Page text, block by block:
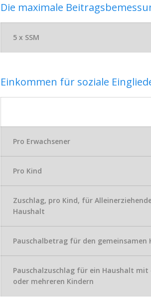
Die maximale
5 x SSM
Einkommen für soziale
Pro Erwachsener
Pro Kind
Zuschlag, pro Kind, für
Haushalt
Pauschalbetrag für den gemeinsamen
Pauschalzuschlag für ein Haushalt mit
oder mehreren Kindern